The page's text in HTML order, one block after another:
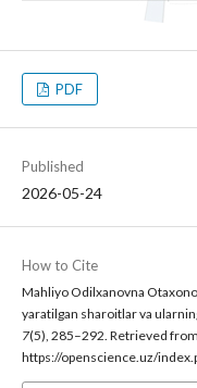
PDF
Published
2026-05-24
How to Cite
Mahliyo Odilxanovna
yaratilgan sharoitlar va
7(5), 285–292. Retrieved from
https://openscience.uz/